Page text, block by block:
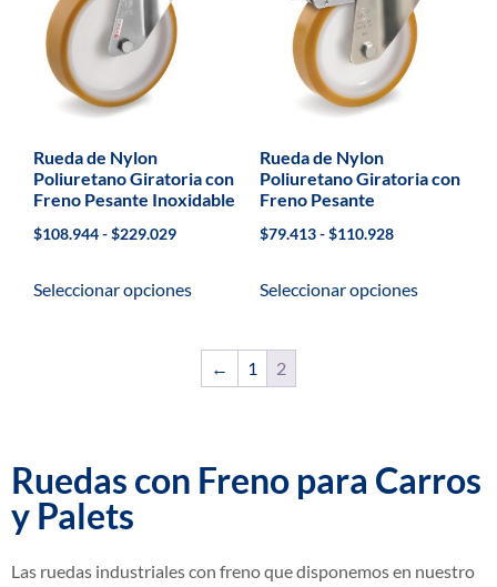
Rueda de Nylon
Poliuretano Giratoria con
Freno Pesante Inoxidable
$108.944-$229.029
Seleccionar opciones
Rueda de Nylon
Poliuretano Giratoria con
Freno Pesante
$79.413-$110.928
Seleccionar opciones
← 1 2
Ruedas con Freno para Carros
y Palets
Las ruedas industriales con freno que disponemos en nuestro